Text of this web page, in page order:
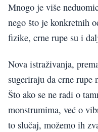
Mnogo je više
nego što je konkretnih
fizike, crne rupe su i
Nova istraživanja,
sugeriraju da crne rupe
Što ako se ne radi o
monstrumima, već o
to slučaj, možemo ih